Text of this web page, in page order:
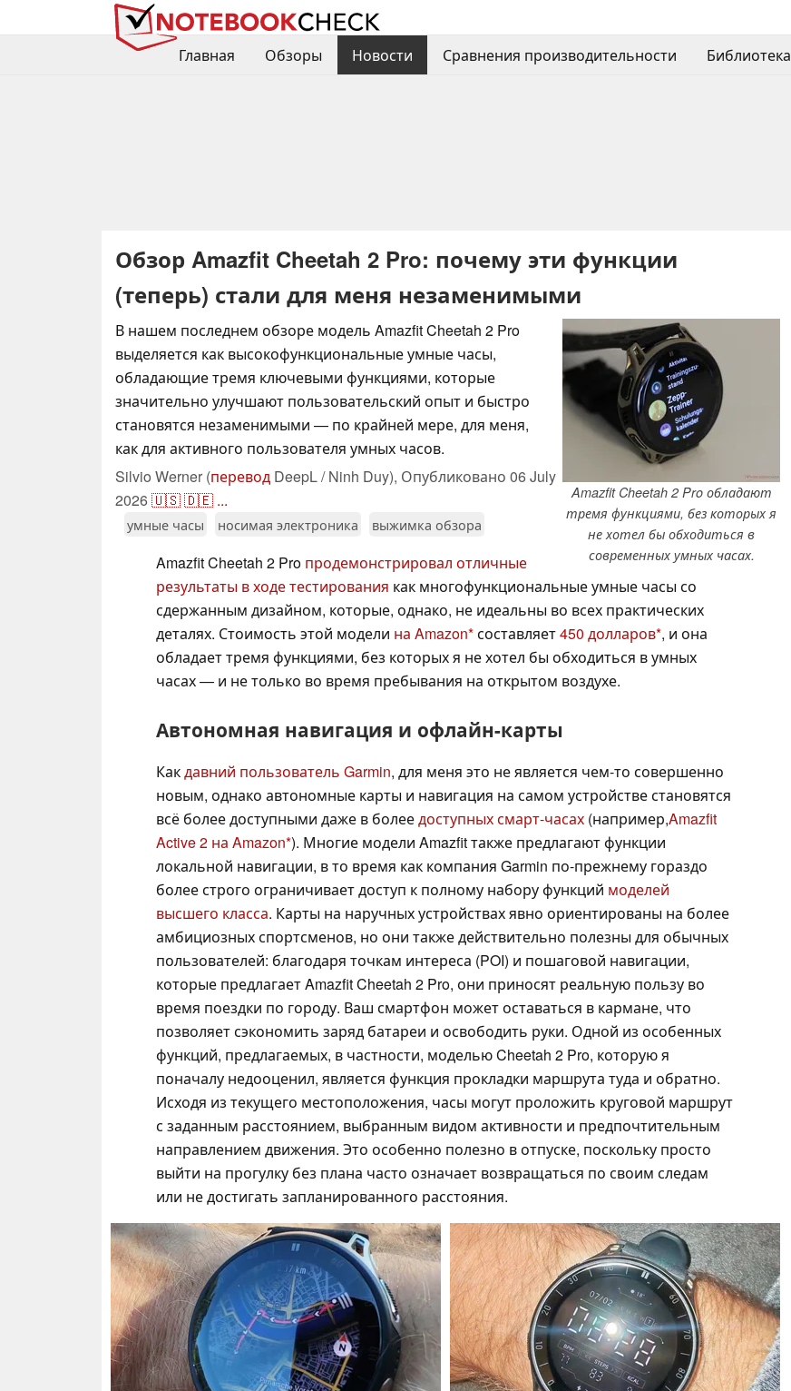
Главная
Обзоры Новости Сравнения производительности Библиотека
Обзор Amazfit Cheetah 2 Pro: почему эти функции
(теперь) стали для меня незаменимыми
Amazfit Cheetah 2 Pro обладают
тремя функциями, без которых я
не хотел бы обходиться в
современных умных часах.
В нашем последнем обзоре модель Amazfit Cheetah 2 Pro
выделяется как высокофункциональные умные часы,
обладающие тремя ключевыми функциями, которые
значительно улучшают пользовательский опыт и быстро
становятся незаменимыми — по крайней мере, для меня,
как для активного пользователя умных часов.
Silvio Werner (перевод DeepL / Ninh Duy), Опубликовано 06 July
2026🇺🇸🇩🇪 ...
умные часы носимая электроника выжимка обзора
Amazfit Cheetah 2 Pro продемонстрировал отличные
результаты в ходе тестирования как многофункциональные умные часы со
сдержанным дизайном, которые, однако, не идеальны во всех практических
деталях. Стоимость этой модели на Amazon составляет450 долларов , и она
обладает тремя функциями, без которых я не хотел бы обходиться в умных
часах — и не только во время пребывания на открытом воздухе.
Автономная навигация и офлайн-карты
Какдавний пользователь Garmin, для меня это не является чем-то совершенно
новым, однако автономные карты и навигация на самом устройстве становятся
всё более доступными даже в болеедоступных смарт-часах (например,Amazfit
Active 2 на Amazon ). Многие модели Amazfit также предлагают функции
локальной навигации, в то время как компания Garmin по-прежнему гораздо
более строго ограничивает доступ к полному набору функций моделей
высшего класса. Карты на наручных устройствах явно ориентированы на более
амбициозных спортсменов, но они также действительно полезны для обычных
пользователей: благодаря точкам интереса (POI) и пошаговой навигации,
которые предлагает Amazfit Cheetah 2 Pro, они приносят реальную пользу во
время поездки по городу. Ваш смартфон может оставаться в кармане, что
позволяет сэкономить заряд батареи и освободить руки. Одной из особенных
функций, предлагаемых, в частности, моделью Cheetah 2 Pro, которую я
поначалу недооценил, является функция прокладки маршрута туда и обратно.
Исходя из текущего местоположения, часы могут проложить круговой маршрут
с заданным расстоянием, выбранным видом активности и предпочтительным
направлением движения. Это особенно полезно в отпуске, поскольку просто
выйти на прогулку без плана часто означает возвращаться по своим следам
или не достигать запланированного расстояния.